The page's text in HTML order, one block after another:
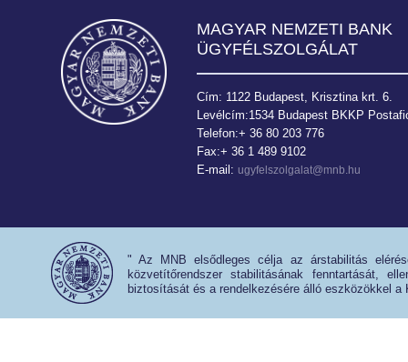
MAGYAR NEMZETI BANK
ÜGYFÉLSZOLGÁLAT
Cím: 1122 Budapest, Krisztina krt. 6.
Levélcím:1534 Budapest BKKP
Telefon:+ 36 80 203 776
Fax:+ 36 1 489 9102
E-mail: ugyfelszolgalat@mnb.hu
" Az MNB elsődleges célja az árstabilitás
közvetítőrendszer stabilitásának fenntartását,
biztosítását és a rendelkezésére álló eszközökkel a